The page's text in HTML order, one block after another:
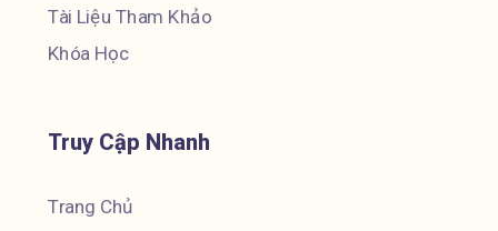
Tài Liệu Tham Khảo
Khóa Học
Truy Cập Nhanh
Trang Chủ